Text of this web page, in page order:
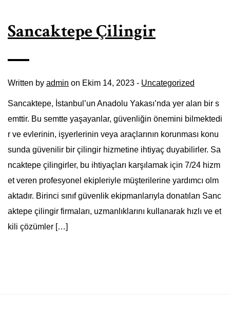
Sancaktepe Çilingir
Written by admin on Ekim 14, 2023 - Uncategorized
Sancaktepe, İstanbul’un Anadolu Yakası’nda yer alan bir s
emttir. Bu semtte yaşayanlar, güvenliğin önemini bilmektedi
r ve evlerinin, işyerlerinin veya araçlarının korunması konu
sunda güvenilir bir çilingir hizmetine ihtiyaç duyabilirler. Sa
ncaktepe çilingirler, bu ihtiyaçları karşılamak için 7/24 hizm
et veren profesyonel ekipleriyle müşterilerine yardımcı olm
aktadır. Birinci sınıf güvenlik ekipmanlarıyla donatılan Sanc
aktepe çilingir firmaları, uzmanlıklarını kullanarak hızlı ve et
kili çözümler […]